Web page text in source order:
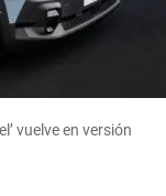
vuelve en versión